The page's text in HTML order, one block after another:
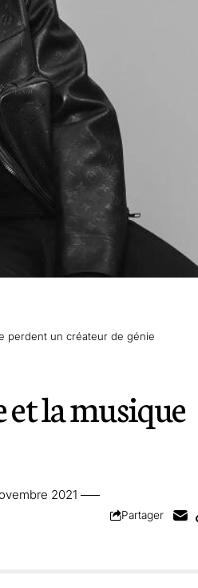
perdent un créateur de génie
la musique
2021
Partager